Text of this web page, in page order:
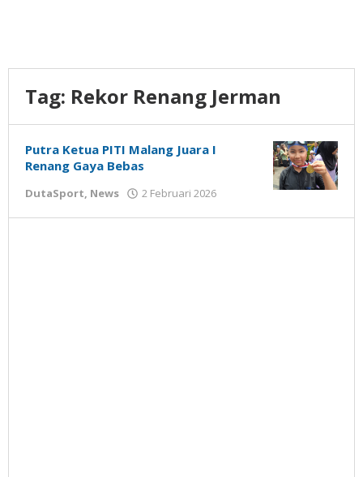
Tag: Rekor Renang Jerman
Putra Ketua PITI Malang Juara I
Renang Gaya Bebas
DutaSport, News 2 Februari 2026
Susanto